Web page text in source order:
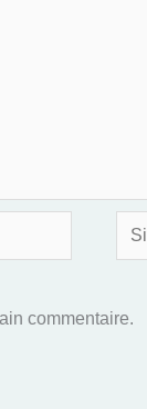
Site
commentaire.